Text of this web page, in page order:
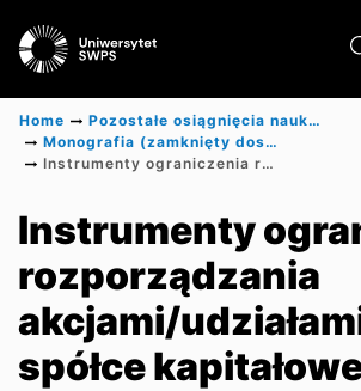
Communities & Collections
Scientific research results
Home
Pozostałe osiągnięcia naukowe
Monografia (zamknięty dostęp)
Instrumenty ograniczenia rozporządzania akcjami/udziałami w spółce kapitałowej
Instrumenty
rozporządzania
akcjami/
spółce